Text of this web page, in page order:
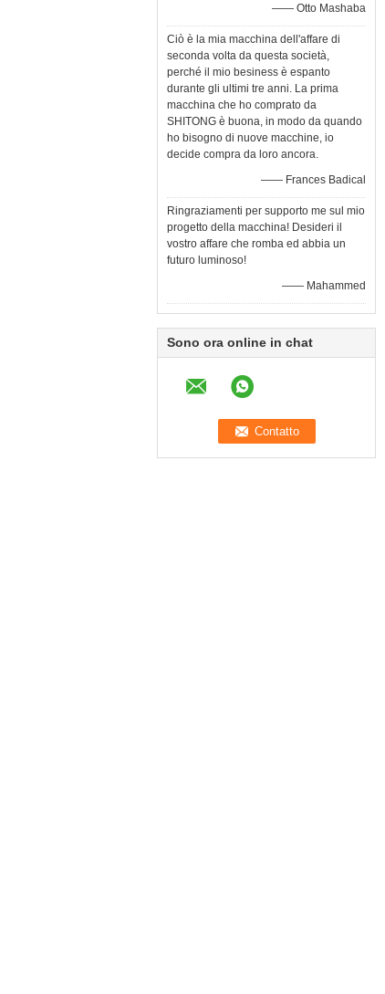
—— Otto Mashaba
Ciò è la mia macchina dell'affare di
seconda volta da questa società,
perché il mio besiness è espanto
durante gli ultimi tre anni. La prima
macchina che ho comprato da
SHITONG è buona, in modo da quando
ho bisogno di nuove macchine, io
decide compra da loro ancora.
—— Frances Badical
Ringraziamenti per supporto me sul mio
progetto della macchina! Desideri il
vostro affare che romba ed abbia un
futuro luminoso!
—— Mahammed
Sono ora online in chat